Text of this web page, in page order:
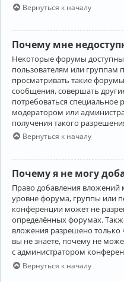
Вернуться к началу
Почему мне
Некоторые форумы
пользователям или группам
просматривать такие
сообщения, совершать
потребоваться специальное
модератором или
получения такого
Вернуться к началу
Почему я не могу
Право добавления вложений
уровне форума, группы или
конференции может не
определённых форумах.
вложения разрешено только
вы не знаете, почему не
с администратором
Вернуться к началу